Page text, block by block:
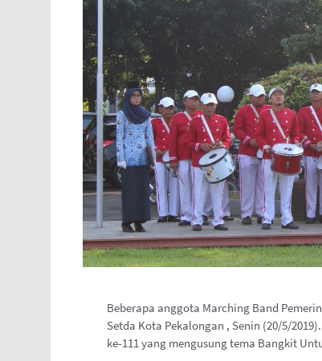
Beberapa anggota Marching Band
Setda Kota Pekalongan , Senin (20/5/
ke-111 yang mengusung tema Bangkit